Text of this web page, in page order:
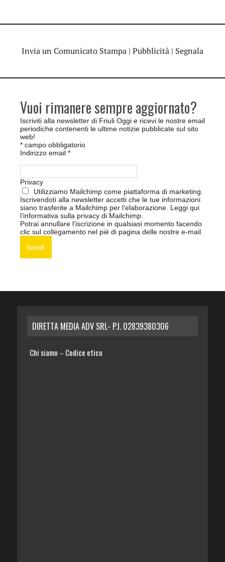
Invia un Comunicato Stampa | Pubblicità | Segnala
Vuoi rimanere sempre aggiornato?
Iscriviti alla newsletter di Friuli Oggi e ricevi le nostre email
periodiche contenenti le ultime notizie pubblicate sul sito
web!
* campo obbligatorio
Indirizzo email *
Privacy
Utilizziamo Mailchimp come piattaforma di marketing.
Iscrivendoti alla newsletter accetti che le tue informazioni
siano trasferite a Mailchimp per l’elaborazione. Leggi qui
l’informativa sulla privacy di Mailchimp
Potrai annullare l’iscrizione in qualsiasi momento facendo
clic sul collegamento nel piè di pagina delle nostre e-mail.
DIRETTA MEDIA ADV SRL- P.I. 02839380306
Chi siamo – Codice etico